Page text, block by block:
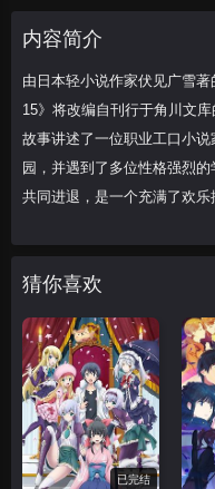
内容简介
由日本轻小说作家伏见广雪
15》将改编自刊行于角川文
故事讲述了一位职业工口小
园，并遇到了多位性格强烈
共同进退，是一个充满了欢乐
猜你喜欢
已完结